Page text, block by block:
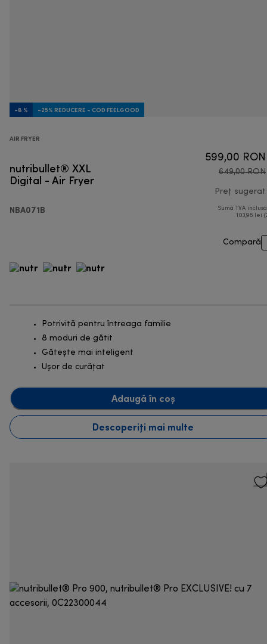
-8 % -25% REDUCERE - COD FEELGOOD
AIR FRYER
nutribullet® XXL
Digital - Air Fryer
NBA071B
599,00 RON
649,00 RON
Preț sugerat
Sumă TVA
103,96 lei
Compară
Potrivită pentru întreaga familie
8 moduri de gătit
Gătește mai inteligent
Ușor de curățat
Adaugă în coș
Descoperiți mai multe